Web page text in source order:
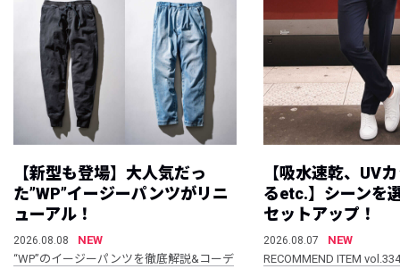
【新型も登場】大人気だっ
た”WP”イージーパンツがリニ
ューアル！
2026.08.08
NEW
“WP”のイージーパンツを徹底解説&コーデ
【吸水速乾、UV
るetc.】シーンを
セットアップ！
2026.08.07
NEW
RECOMMEND ITEM vol.334